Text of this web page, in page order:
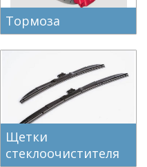
Тормоза
Щетки
стеклоочистителя